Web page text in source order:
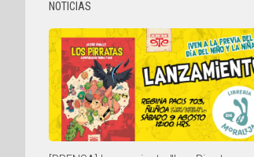
NOTICIAS